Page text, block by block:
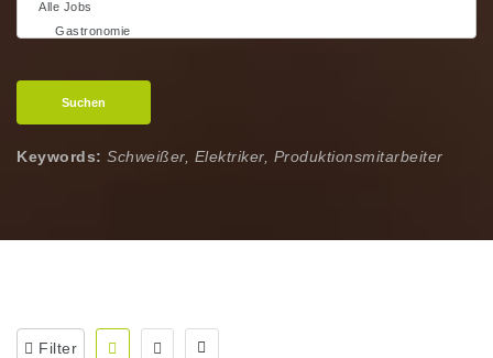
Suchen
Keywords: Schweißer, Elektriker, Produktionsmitarbeiter
Filter